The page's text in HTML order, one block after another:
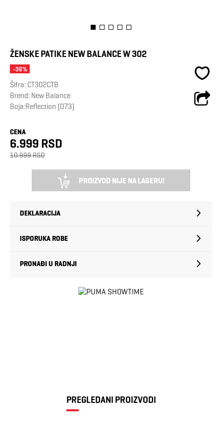
ŽENSKE PATIKE NEW BALANCE W 302
-36%
Šifra: CT302CTB
Brend: New Balance
Boja:Reflection (073)
CENA
6.999 RSD
10.999 RSD
PROIZVOD NIJE NA LAGERU!
DEKLARACIJA
ISPORUKA ROBE
PRONAĐI U RADNJI
PREGLEDANI PROIZVODI